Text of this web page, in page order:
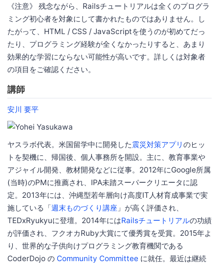
《注意》 残念ながら、Railsチュートリアルは全くのプログラ
ミング初心者を対象にして書かれたものではありません。し
たがって、HTML / CSS / JavaScriptを使うのが初めてだっ
たり、プログラミング経験が全くなかったりすると、あまり
効果的な学習にならない可能性が高いです。詳しくは対象者
の項目をご確認ください。
講師
安川 要平
ヤスラボ代表。米国留学中に開発した震災対策アプリ のヒッ
トを契機に、帰国後、個人事務所を開設。主に、教育事業や
アジャイル開発、教材開発などに従事。2012年にGoogle所属
(当時)のPMに推薦され、IPA未踏スーパークリエータに認
定。2013年には、沖縄型若年層向け高度IT人材育成事業で実
施している「週末ものづくり講座 」が高く評価され、
TEDxRyukyuに登壇。2014年にはRailsチュートリアルの功績
が評価され、フクオカRuby大賞にて優秀賞を受賞。2015年よ
り、世界的な子供向けプログラミング教育機関である
CoderDojo の Community Committee に就任。最近は継続